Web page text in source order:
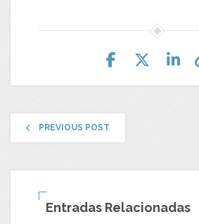
PREVIOUS POST
Entradas Relacionadas